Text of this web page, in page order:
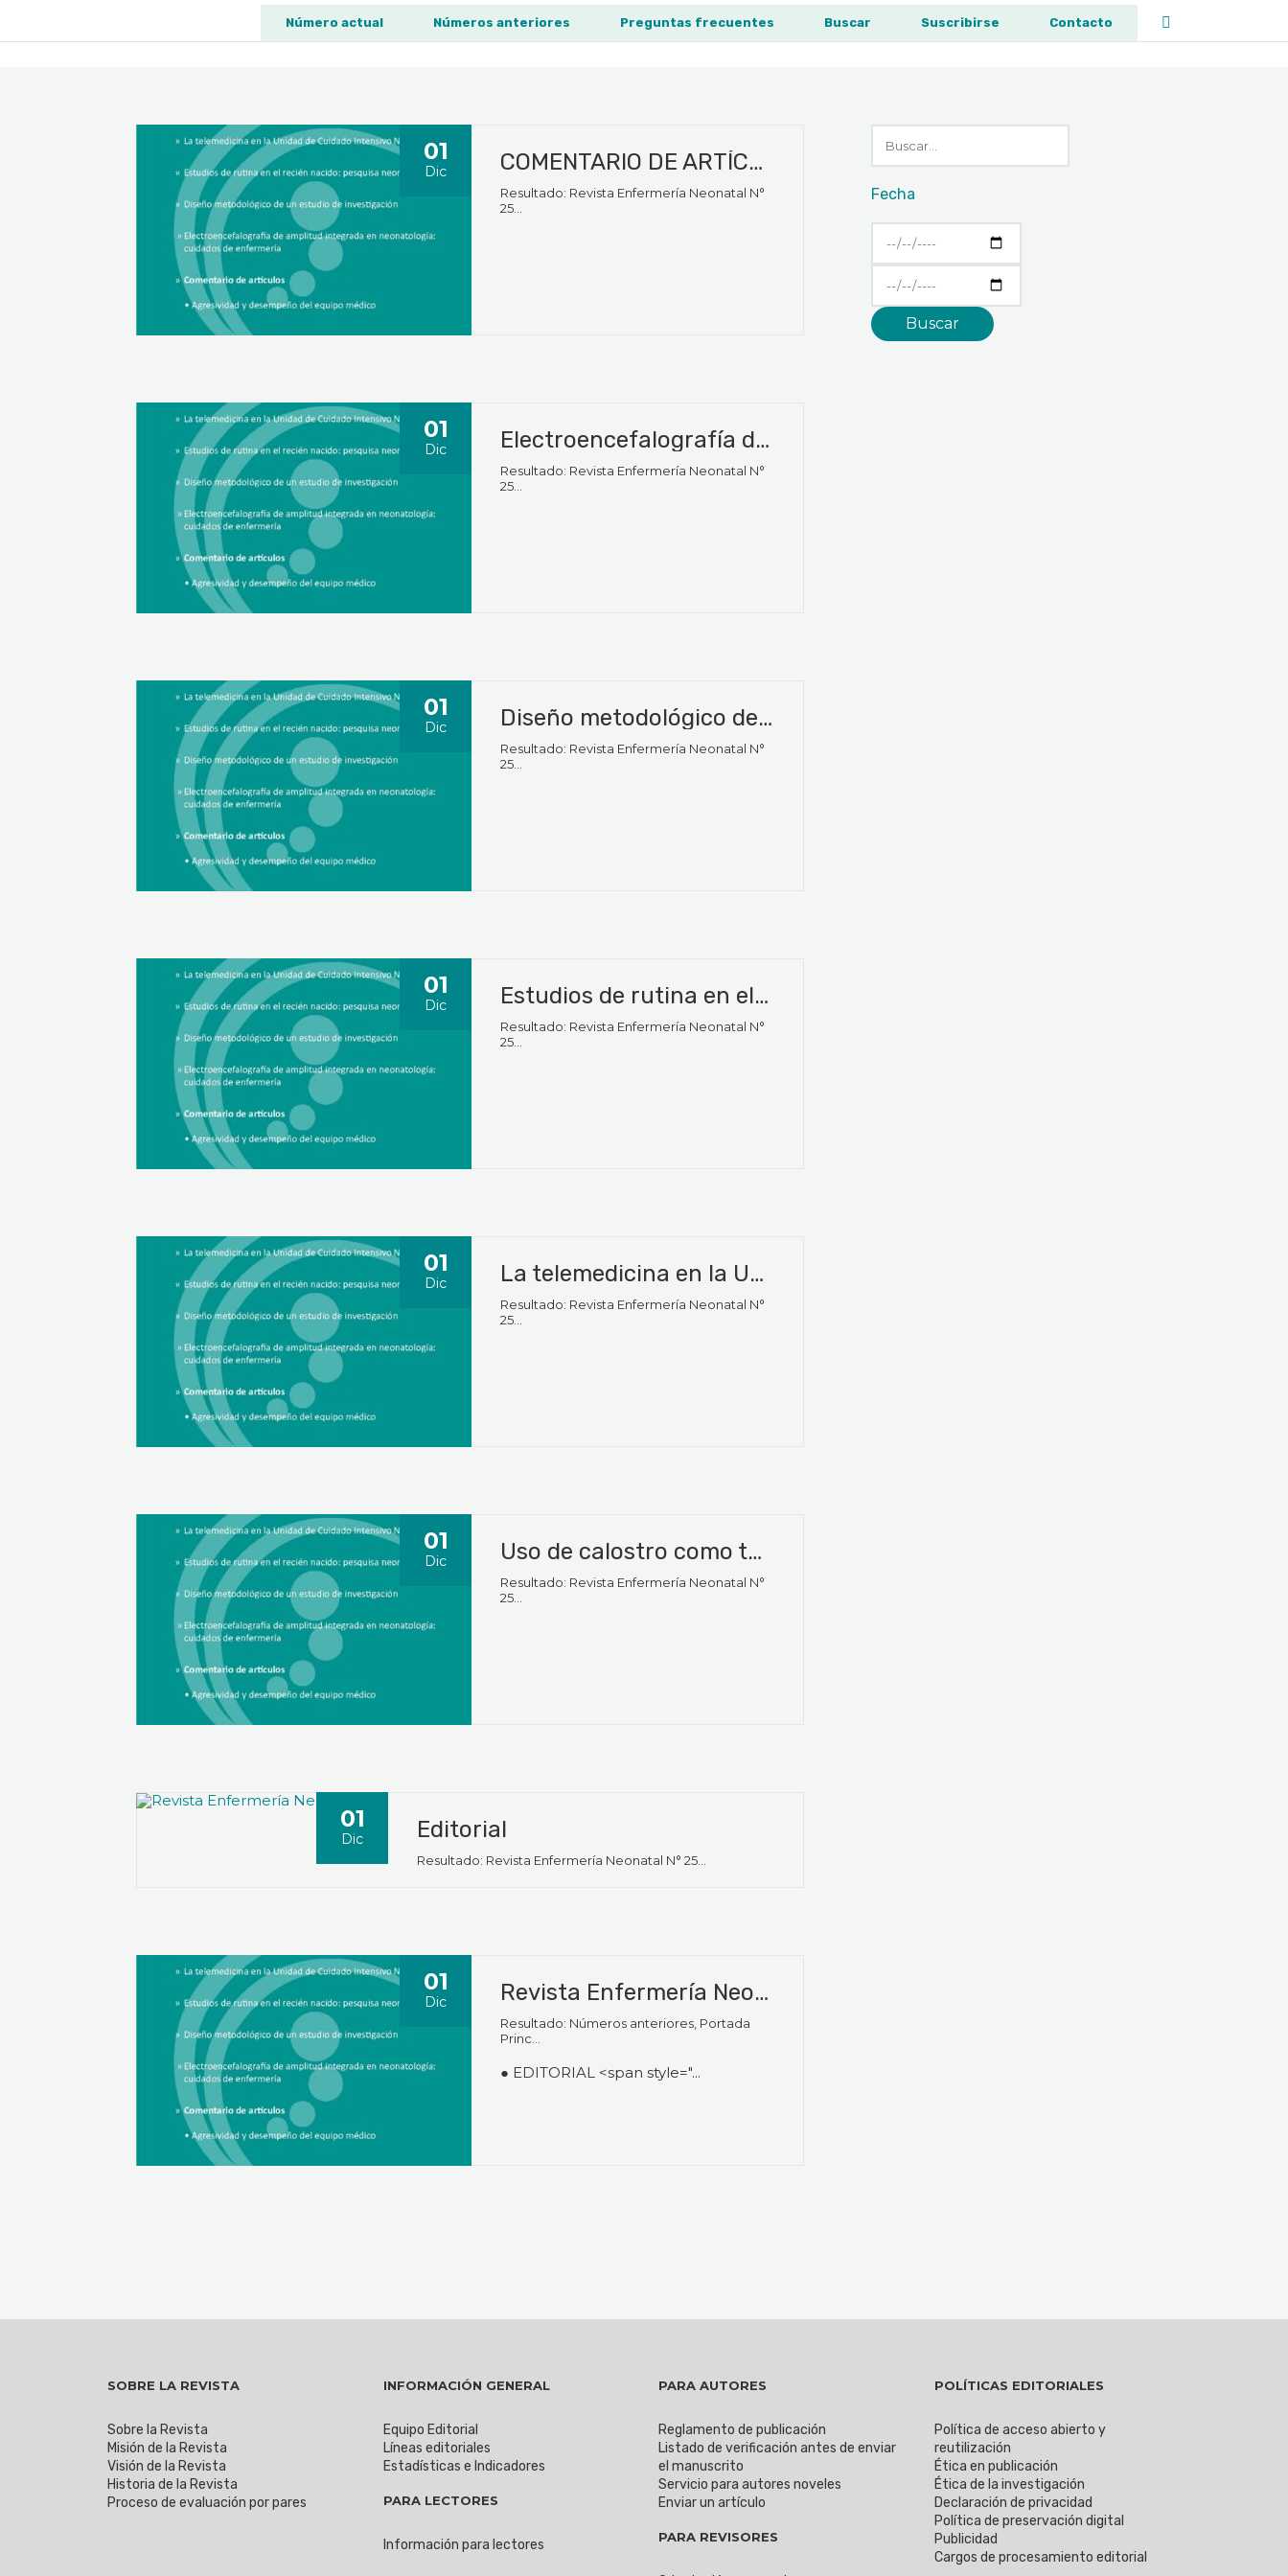
Número actual Números anteriores Preguntas frecuentes Buscar Suscribirse Contacto
01
Dic COMENTARIO DE ARTÍCULO: Agresividad y desempeño del equipo médico
Resultado: Revista Enfermería Neonatal N°
25...
01
Dic Electroencefalografía de amplitud integrada en neonatología: cuidados de enfermería
Resultado: Revista Enfermería Neonatal N°
25...
01
Dic Diseño metodológico de un estudio de investigación
Resultado: Revista Enfermería Neonatal N°
25...
01
Dic Estudios de rutina en el recién nacido: pesquisa neonatal
Resultado: Revista Enfermería Neonatal N°
25...
01
Dic La telemedicina en la Unidad de Cuidados Intensivos Neonatales
Resultado: Revista Enfermería Neonatal N°
25...
01
Dic Uso de calostro como terapia inmunológica en recién nacidos prematuros. Primera parte
Resultado: Revista Enfermería Neonatal N°
25...
01
Dic Editorial
Resultado: Revista Enfermería Neonatal N° 25...
01
Dic Revista Enfermería Neonatal | Año 9 | N°25 | Diciembre 2017
Resultado: Números anteriores, Portada
Princ...
● EDITORIAL <span style="...
Fecha
SOBRE LA REVISTA
Sobre la Revista
Misión de la Revista
Visión de la Revista
Historia de la Revista
Proceso de evaluación por pares
INFORMACIÓN GENERAL
Equipo Editorial
Líneas editoriales
Estadísticas e Indicadores
PARA LECTORES
Información para lectores
PARA AUTORES
Reglamento de publicación
Listado de verificación antes de enviar
el manuscrito
Servicio para autores noveles
Enviar un artículo
PARA REVISORES
POLÍTICAS EDITORIALES
Política de acceso abierto y
reutilización
Ética en publicación
Ética de la investigación
Declaración de privacidad
Política de preservación digital
Publicidad
Cargos de procesamiento editorial